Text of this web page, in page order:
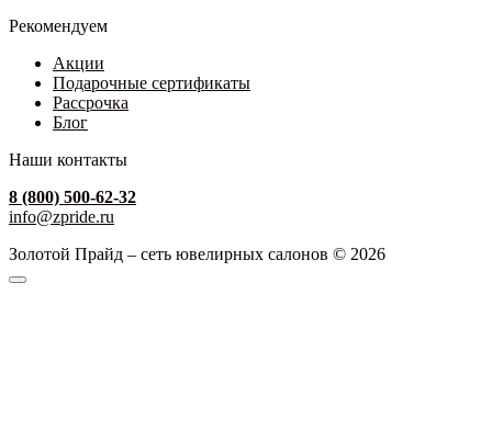
Рекомендуем
Акции
Подарочные сертификаты
Рассрочка
Блог
Наши контакты
8 (800) 500-62-32
info@zpride.ru
Золотой Прайд – сеть ювелирных салонов © 2026